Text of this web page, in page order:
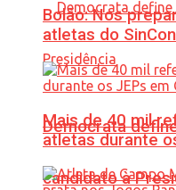
Democrata
candidato à
Bolão: Nos
atletas do
Mais de 40 mil
atletas durante